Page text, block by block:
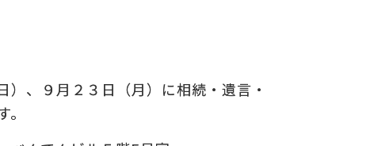
、９月２３日（月）に相続・遺言・